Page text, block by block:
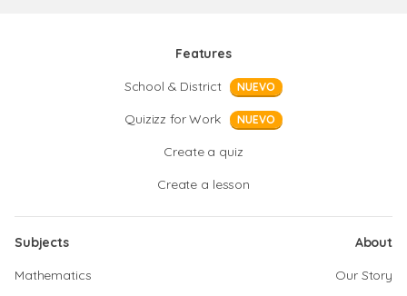
Features
School & District
NUEVO
Quizizz for Work NUEVO
Create a quiz
Create a lesson
Subjects
Mathematics
About
Our Story